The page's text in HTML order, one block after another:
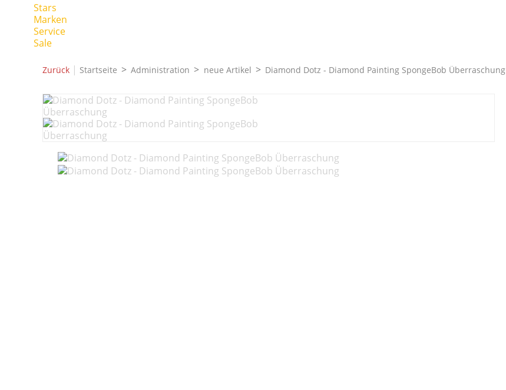
Stars
Marken
Service
Sale
Zurück | Startseite Administration neue Artikel Diamond Dotz - Diamond Painting SpongeBob Überraschung